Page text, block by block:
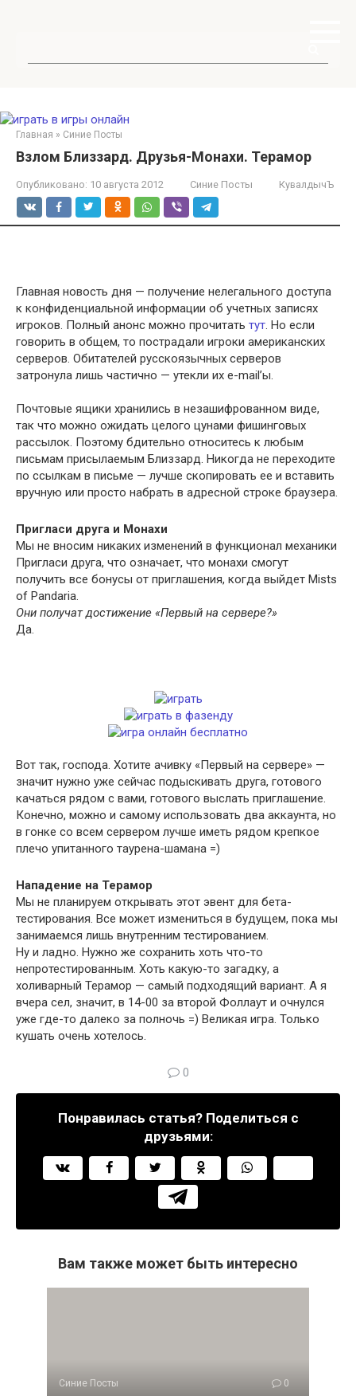
Главная » Синие Посты
Взлом Близзард. Друзья-Монахи. Терамор
Опубликовано: 10 августа 2012 Синие Посты КувалдычЪ
Главная новость дня — получение нелегального доступа
к конфиденциальной информации об учетных записях
игроков. Полный анонс можно прочитать тут. Но если
говорить в общем, то пострадали игроки американских
серверов. Обитателей русскоязычных серверов
затронула лишь частично — утекли их e-mail’ы.
Почтовые ящики хранились в незашифрованном виде,
так что можно ожидать целого цунами фишинговых
рассылок. Поэтому бдительно относитесь к любым
письмам присылаемым Близзард. Никогда не переходите
по ссылкам в письме — лучше скопировать ее и вставить
вручную или просто набрать в адресной строке браузера.
Пригласи друга и Монахи
Мы не вносим никаких изменений в функционал механики
Пригласи друга, что означает, что монахи смогут
получить все бонусы от приглашения, когда выйдет Mists
of Pandaria.
Они получат достижение «Первый на сервере?»
Да.
Вот так, господа. Хотите ачивку «Первый на сервере» —
значит нужно уже сейчас подыскивать друга, готового
качаться рядом с вами, готового выслать приглашение.
Конечно, можно и самому использовать два аккаунта, но
в гонке со всем сервером лучше иметь рядом крепкое
плечо упитанного таурена-шамана =)
Нападение на Терамор
Мы не планируем открывать этот эвент для бета-
тестирования. Все может измениться в будущем, пока мы
занимаемся лишь внутренним тестированием.
Ну и ладно. Нужно же сохранить хоть что-то
непротестированным. Хоть какую-то загадку, а
холиварный Терамор — самый подходящий вариант. А я
вчера сел, значит, в 14-00 за второй Фоллаут и очнулся
уже где-то далеко за полночь =) Великая игра. Только
кушать очень хотелось.
0
Понравилась статья? Поделиться с
друзьями:
Вам также может быть интересно
Синие Посты 0